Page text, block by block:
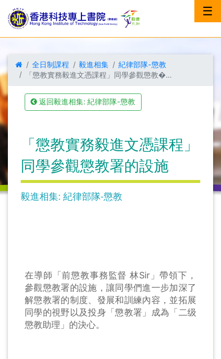
☰
全日制課程 毅進相集
紀律部隊-懲教
「懲教實務毅進文憑課程」同學參觀懲教�...
返回毅進相集: 紀律部隊-懲教
「懲教實務毅進文憑課程」
同學參觀懲教署的設施
毅進相集: 紀律部隊-懲教
在導師「前懲教事務監督 林Sir」帶領下，
參觀懲教署的設施，讓同學們進一步加深了
解懲教署的制度、發展和訓練內容，並拓展
同學的視野以及投身「懲教署」成為「二级
懲教助理」的決心。